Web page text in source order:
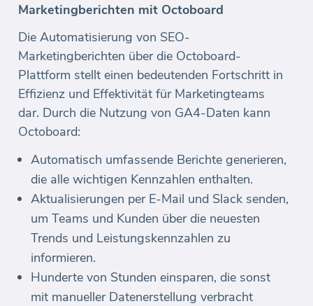
Marketingberichten mit Octoboard
Die Automatisierung von SEO-
Marketingberichten über die Octoboard-
Plattform stellt einen bedeutenden Fortschritt in
Effizienz und Effektivität für Marketingteams
dar. Durch die Nutzung von GA4-Daten kann
Octoboard:
Automatisch umfassende Berichte generieren,
die alle wichtigen Kennzahlen enthalten.
Aktualisierungen per E-Mail und Slack senden,
um Teams und Kunden über die neuesten
Trends und Leistungskennzahlen zu
informieren.
Hunderte von Stunden einsparen, die sonst
mit manueller Datenerstellung verbracht